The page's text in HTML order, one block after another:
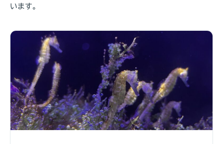
います。